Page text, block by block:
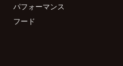
パフォーマンス
フード